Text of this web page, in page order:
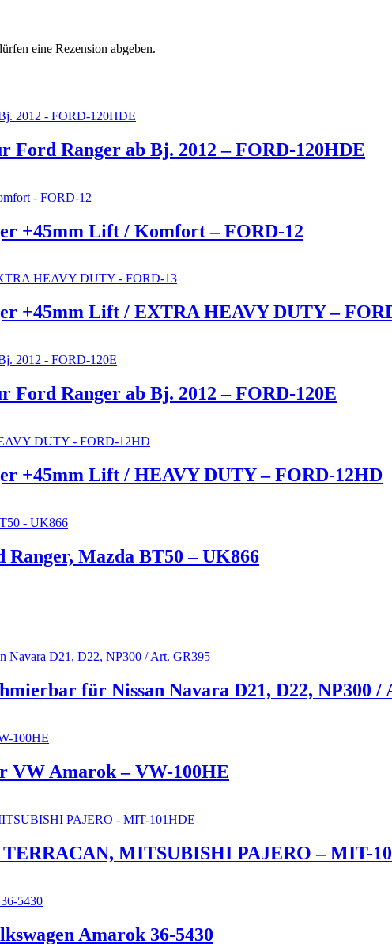
eine Rezension abgeben.
Ford Ranger ab Bj. 2012 – FORD-120HDE
+45mm Lift / Komfort – FORD-12
+45mm Lift / EXTRA HEAVY DUTY –
Ford Ranger ab Bj. 2012 – FORD-120E
+45mm Lift / HEAVY DUTY – FORD-12HD
Mazda BT50 – UK866
für Nissan Navara D21, D22, NP300 /
VW Amarok – VW-100HE
MITSUBISHI PAJERO – MIT-
Amarok 36-5430